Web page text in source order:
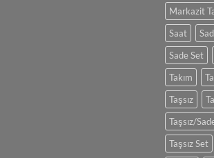
Markazit
Saat
Sade Set
Takım
Taşsız
Taşsız/
Taşsız Set